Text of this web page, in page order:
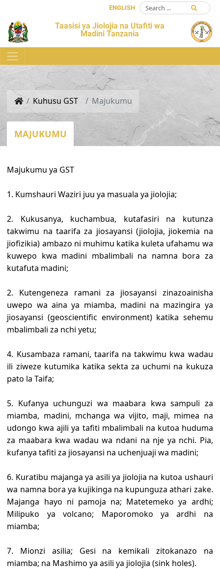
ENGLISH
Taasisi ya Jiolojia na Utafiti wa
Madini Tanzania
Kuhusu GST Majukumu
MAJUKUMU
Majukumu ya GST
1. Kumshauri Waziri juu ya masuala ya jiolojia;
2. Kukusanya, kuchambua, kutafasiri na kutunza
takwimu na taarifa za jiosayansi (jiolojia, jiokemia na
jiofizikia) ambazo ni muhimu katika kuleta ufahamu wa
kuwepo kwa madini mbalimbali na namna bora za
kutafuta madini;
2. Kutengeneza ramani za jiosayansi zinazoainisha
uwepo wa aina ya miamba, madini na mazingira ya
jiosayansi (geoscientific environment) katika sehemu
mbalimbali za nchi yetu;
4. Kusambaza ramani, taarifa na takwimu kwa wadau
ili ziweze kutumika katika sekta za uchumi na kukuza
pato la Taifa;
5. Kufanya uchunguzi wa maabara kwa sampuli za
miamba, madini, mchanga wa vijito, maji, mimea na
udongo kwa ajili ya tafiti mbalimbali na kutoa huduma
za maabara kwa wadau wa ndani na nje ya nchi. Pia,
kufanya tafiti za jiosayansi na uchenjuaji wa madini;
6. Kuratibu majanga ya asili ya jiolojia na kutoa ushauri
wa namna bora ya kujikinga na kupunguza athari zake.
Majanga hayo ni pamoja na; Matetemeko ya ardhi;
Milipuko ya volcano; Maporomoko ya ardhi na
miamba;
7. Mionzi asilia; Gesi na kemikali zitokanazo na
miamba; na Mashimo ya asili ya jiolojia (sink holes).